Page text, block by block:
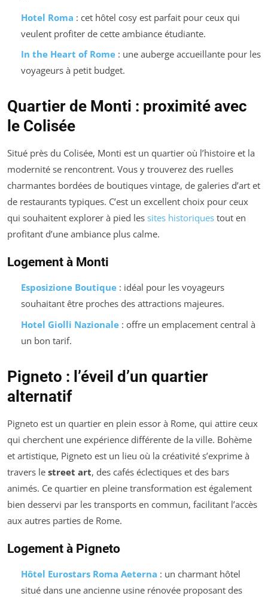
Hotel Roma : cet hôtel cosy est parfait pour ceux qui
veulent profiter de cette ambiance étudiante.
In the Heart of Rome: une auberge accueillante pour les
voyageurs à petit budget.
Quartier de Monti : proximité avec
le Colisée
Situé près du Colisée, Monti est un quartier où l’histoire et la
modernité se rencontrent. Vous y trouverez des ruelles
charmantes bordées de boutiques vintage, de galeries d’art et
de restaurants typiques. C’est un excellent choix pour ceux
qui souhaitent explorer à pied les sites historiques tout en
profitant d’une ambiance plus calme.
Logement à Monti
Esposizione Boutique: idéal pour les voyageurs
souhaitant être proches des attractions majeures.
Hotel Giolli Nazionale: offre un emplacement central à
un bon tarif.
Pigneto : l’éveil d’un quartier
alternatif
Pigneto est un quartier en plein essor à Rome, qui attire ceux
qui cherchent une expérience différente de la ville. Bohème
et artistique, Pigneto est un lieu où la créativité s’exprime à
travers le street art, des cafés éclectiques et des bars
animés. Ce quartier en pleine transformation est également
bien desservi par les transports en commun, facilitant l’accès
aux autres parties de Rome.
Logement à Pigneto
Hôtel Eurostars Roma Aeterna : un charmant hôtel
situé dans une ancienne usine rénovée proposant des